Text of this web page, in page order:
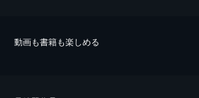
動画も書籍も楽しめる